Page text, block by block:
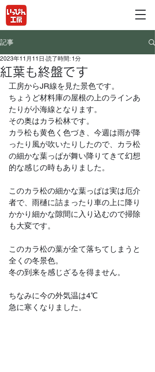
記事
紅葉も終盤です
2023年11月11日 読了時間: 1分
工房からJR線を見た景色です。
ちょうど材料庫の屋根の上のラインあ
たりが小海線となります。
その奥はカラ松林です。
カラ松も黄色く色づき、今週は雨が降
ったり風が吹いたりしたので、カラ松
の細かな葉っぱが舞い降りてきて幻想
的な感じの時もありました。
このカラ松の細かな葉っぱは実は厄介
者で、雨樋に詰まったり車の上に降り
かかり細かな隙間に入り込むので掃除
も大変です。
このカラ松の葉が全て落ちてしまうと
全くの冬景色。
冬の到来を感じざるを得ません。
ちなみに今の外気温は4℃
急に寒くなりました。